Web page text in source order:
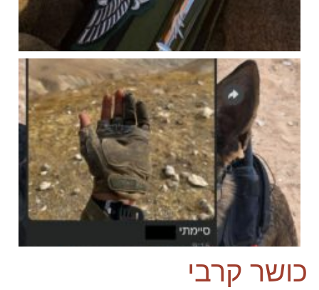
כושר קרבי